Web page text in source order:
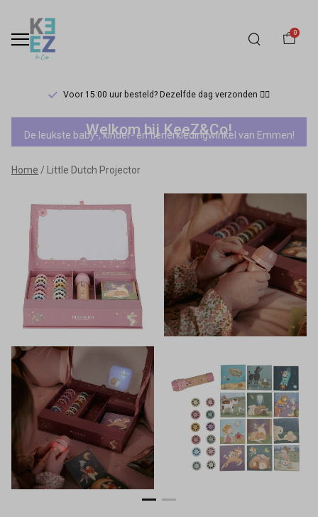
0
Voor 15:00 uur besteld? Dezelfde dag verzonden 🏃‍♀️
Little
Dutch
Projector
Keez&Co
Welkom bij KeeZ&Co!
De leukste baby-, kinder- en tienerkledingwinkel van Emmen!
Home Little Dutch Projector